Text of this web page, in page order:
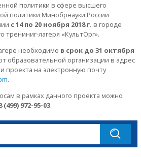
политики в сфере высшего
политики Минобрнауки России
с 14 по 20 ноября 2018 г. в городе
трениниг-лагеря «КультОрг».
необходимо в срок до 31 октября
образовательной организации в адрес
проекта на электронную почту
.
в рамках данного проекта можно
(499) 972-95-03.